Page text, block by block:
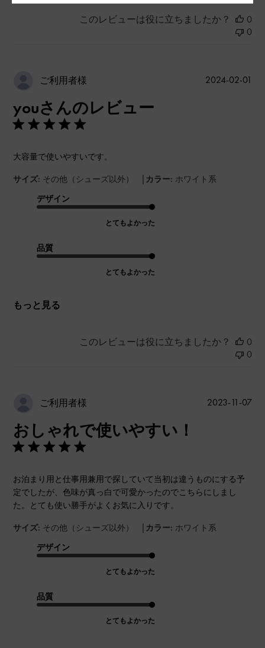
このレビューは役に立ちましたか？
0
0
ご利用者様
youさんのレビュー
大容量で使いやすいです。
サイズ: その他（シューズ以外） | カラー: ホワイト系
デザイン
とてもよかった
品質
とてもよかった
もっと見る
2024-02-01
このレビューは役に立ちましたか？
0
0
ご利用者様
おしゃれで使いやすい！
お泊まり用と仕事用兼用で探していて当初は違うものにする予
定でしたが、色味が真っ白で可愛かったのでこちらにしまし
た。とても使い勝手がよくお気に入りです。
サイズ: その他（シューズ以外） | カラー: ホワイト系
デザイン
とてもよかった
品質
とてもよかった
公
2023-11-07